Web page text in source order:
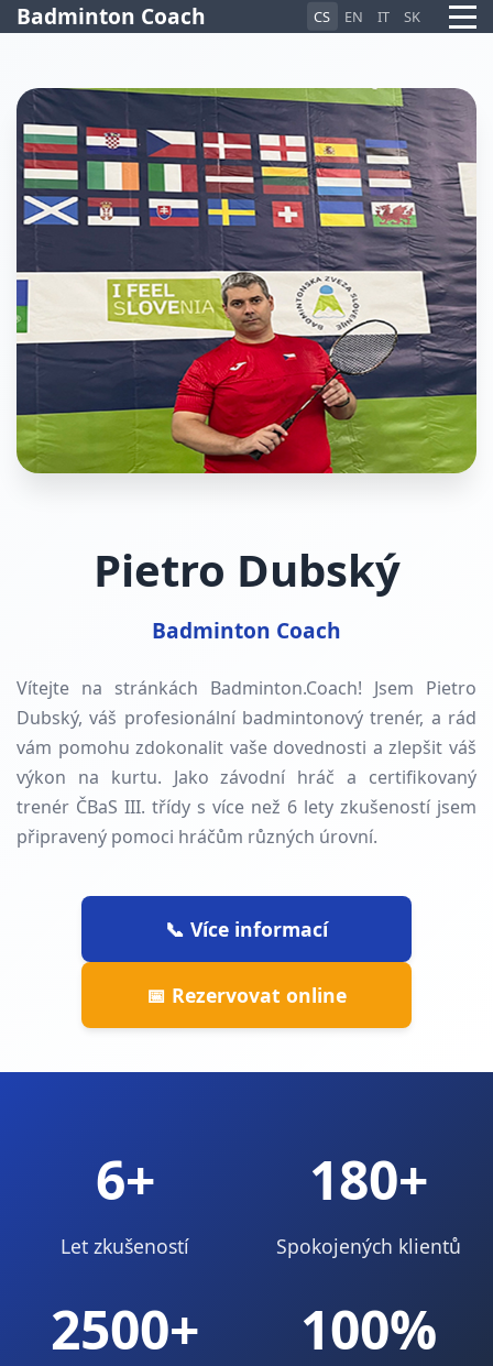
Badminton Coach CS EN IT SK
Pietro Dubský
Badminton Coach
Vítejte na stránkách Badminton.Coach! Jsem Pietro
Dubský, váš profesionální badmintonový trenér, a rád
vám pomohu zdokonalit vaše dovednosti a zlepšit váš
výkon na kurtu. Jako závodní hráč a certifikovaný
trenér ČBaS III. třídy s více než 6 lety zkušeností jsem
připravený pomoci hráčům různých úrovní.
📞 Více informací
📅 Rezervovat online
6+
Let zkušeností
180+
Spokojených klientů
2500+ 100%
Pietro AI Asistent
Online